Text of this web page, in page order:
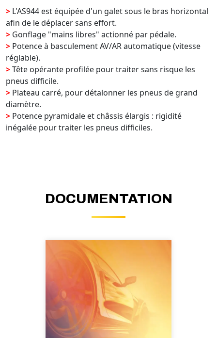
> L'AS944 est équipée d'un galet sous le bras horizontal
afin de le déplacer sans effort.
> Gonflage "mains libres" actionné par pédale.
> Potence à basculement AV/AR automatique (vitesse
réglable).
>Tête opérante profilée pour traiter sans risque les
pneus difficile.
> Plateau carré, pour détalonner les pneus de grand
diamètre.
> Potence pyramidale et châssis élargis : rigidité
inégalée pour traiter les pneus difficiles.
DOCUMENTATION